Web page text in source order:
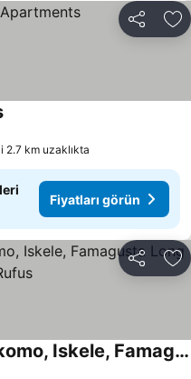
Paylaş
2.7 km uzaklıkta
Fiyatları görün
Paylaş
Northern C Y P R U S Trikomo, Iskele, Famagusta Long Beach, Rufus